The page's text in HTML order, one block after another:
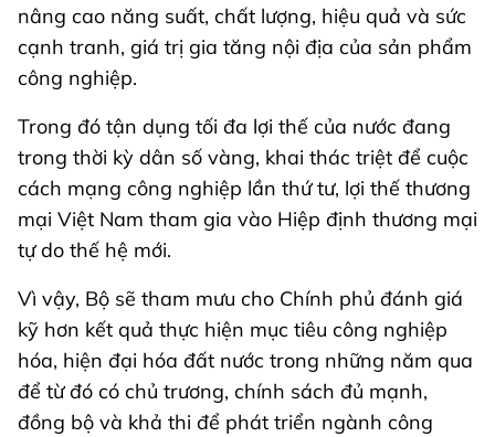
nâng cao năng suất, chất lượng, hiệu quả và sức
cạnh tranh, giá trị gia tăng nội địa của sản phẩm
công nghiệp.
Trong đó tận dụng tối đa lợi thế của nước đang
trong thời kỳ dân số vàng, khai thác triệt để cuộc
cách mạng công nghiệp lần thứ tư, lợi thế thương
mại Việt Nam tham gia vào Hiệp định thương mại
tự do thế hệ mới.
Vì vậy, Bộ sẽ tham mưu cho Chính phủ đánh giá
kỹ hơn kết quả thực hiện mục tiêu công nghiệp
hóa, hiện đại hóa đất nước trong những năm qua
để từ đó có chủ trương, chính sách đủ mạnh,
đồng bộ và khả thi để phát triển ngành công